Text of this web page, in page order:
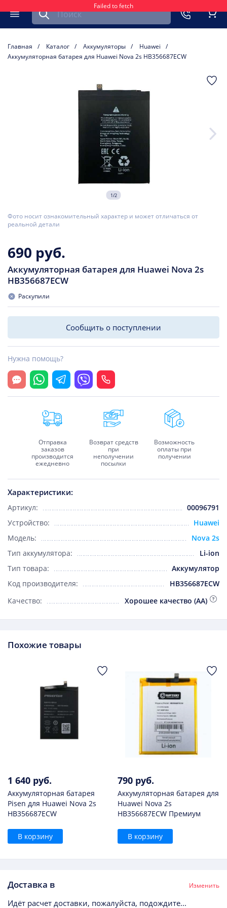
Failed to fetch
Меню
Найти запчасть для мобильного устройства
Главная Каталог Аккумуляторы
Huawei
Аккумуляторная батарея для Huawei Nova 2s HB356687ECW
1/2
Фото носит ознакомительный характер и может отличаться от
реальной детали
Характеристики:
Артикул:
00096791
Устройство:
Huawei
Модель:
Nova 2s
Тип аккумулятора:
Li-ion
Тип товара:
Аккумулятор
Код производителя:
HB356687ECW
Качество:
Хорошее качество (AA)
690 руб.
Аккумуляторная батарея для Huawei Nova 2s
HB356687ECW
Раскупили
Сообщить о поступлении
Нужна помощь?
Открыть чат
WhatsappTelegramViber Позвонить
Похожие товары
1 640 руб.
Аккумуляторная батарея
Pisen для Huawei Nova 2s
HB356687ECW
В корзину
790 руб.
Аккумуляторная батарея для
Huawei Nova 2s
HB356687ECW Премиум
В корзину
Доставка в Изменить
Идёт расчет доставки, пожалуйста, подождите...
Отправка
заказов
производится
ежедневно
Возврат средств
при
неполучении
посылки
Возможность
оплаты при
получении